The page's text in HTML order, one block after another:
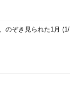
のぞき見られた1月 (1/